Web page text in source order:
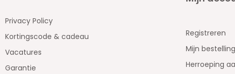
Privacy Policy
Kortingscode & cadeau
Vacatures
Garantie
Registreren
Mijn
Herroeping